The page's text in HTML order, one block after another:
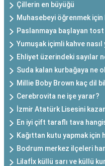
Çillerin en büyüğü
Muhasebeyi öğrenmek
Paslanmaya başlayan
Yumuşak içimli kahve nasıl
Ehliyet üzerindeki sayılar
Suda kalan kurbağaya ne
Millie Boby Brown kaç dil
Cerebrovita ne işe yarar?
İzmir Atatürk Lisesini
En iyi çift taraflı tava
Kağıttan kutu yapmak için
Bodrum merkez ilçeleri
Lilafİx küllü sarı ve küllü